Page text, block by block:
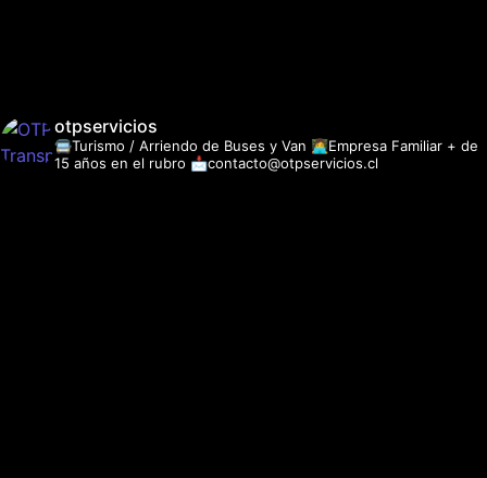
otpservicios
🚍Turismo / Arriendo de Buses y Van 👩‍💻Empresa Familiar + de
15 años en el rubro 📩contacto@otpservicios.cl